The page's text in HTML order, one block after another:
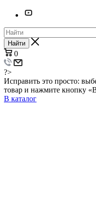
Найти
0
?>
Исправить это просто:
товар и нажмите кнопку
В каталог